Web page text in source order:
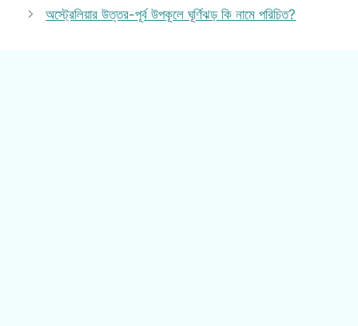
অস্ট্রেলিয়ার উত্তর-পূর্ব উপকূলে ঘূর্ণিঝড় কি নামে পরিচিত?